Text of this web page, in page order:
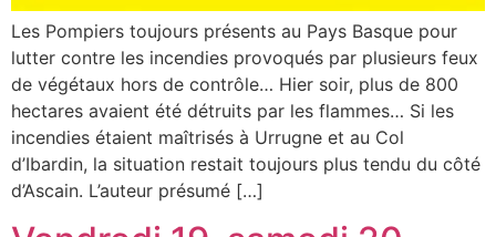
Les Pompiers toujours présents au Pays Basque pour
lutter contre les incendies provoqués par plusieurs feux
de végétaux hors de contrôle… Hier soir, plus de 800
hectares avaient été détruits par les flammes… Si les
incendies étaient maîtrisés à Urrugne et au Col
d’Ibardin, la situation restait toujours plus tendu du côté
d’Ascain. L’auteur présumé […]